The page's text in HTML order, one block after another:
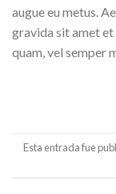
augue eu metus.
gravida sit amet et
quam, vel semper
Esta entrada fue